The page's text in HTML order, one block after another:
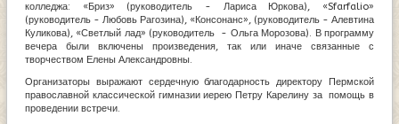
колледжа: «Бриз» (руководитель - Лариса Юркова), «Sfarfalio»
(руководитель - Любовь Рагозина), «Консонанс», (руководитель - Алевтина
Куликова), «Светлый лад» (руководитель - Ольга Морозова). В программу
вечера были включены произведения, так или иначе связанные с
творчеством Елены Александровны.
Организаторы выражают сердечную благодарность директору Пермской
православной классической гимназии иерею Петру Карелину за помощь в
проведении встречи.